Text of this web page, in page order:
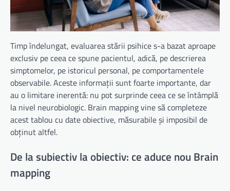
Timp îndelungat, evaluarea stării psihice s-a bazat aproape
exclusiv pe ceea ce spune pacientul, adică, pe descrierea
simptomelor, pe istoricul personal, pe comportamentele
observabile. Aceste informații sunt foarte importante, dar
au o limitare inerentă: nu pot surprinde ceea ce se întâmplă
la nivel neurobiologic. Brain mapping vine să completeze
acest tablou cu date obiective, măsurabile și imposibil de
obținut altfel.
De la subiectiv la obiectiv: ce aduce nou Brain
mapping